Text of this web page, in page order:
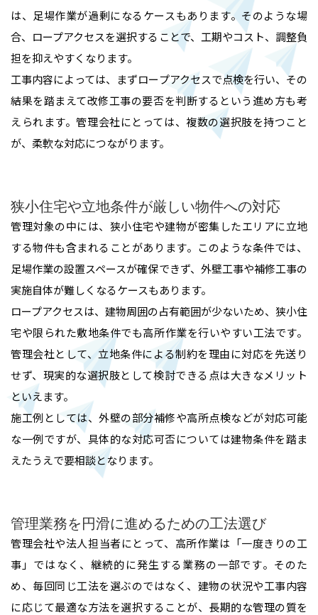
ホーム
業務内容
高所作業・ロープアクセス
難所・高所・狭所エアコン工事
ルームエアコン取付 台数口
施工実績
会社概要
お問い合わせ
は、足場作業が過剰になるケースもあります。そのような場
合、ロープアクセスを選択することで、工期やコスト、調整負
担を抑えやすくなります。
工事内容によっては、まずロープアクセスで点検を行い、その
結果を踏まえて改修工事の要否を判断するという進め方も考
えられます。管理会社にとっては、複数の選択肢を持つこと
が、柔軟な対応につながります。
狭小住宅や立地条件が厳しい物件への対応
管理対象の中には、狭小住宅や建物が密集したエリアに立地
する物件も含まれることがあります。このような条件では、
足場作業の設置スペースが確保できず、外壁工事や補修工事の
実施自体が難しくなるケースもあります。
ロープアクセスは、建物周囲の占有範囲が少ないため、狭小住
宅や限られた敷地条件でも高所作業を行いやすい工法です。
管理会社として、立地条件による制約を理由に対応を先送り
せず、現実的な選択肢として検討できる点は大きなメリット
といえます。
施工例としては、外壁の部分補修や高所点検などが対応可能
な一例ですが、具体的な対応可否については建物条件を踏ま
えたうえで要相談となります。
管理業務を円滑に進めるための工法選び
管理会社や法人担当者にとって、高所作業は「一度きりの工
事」ではなく、継続的に発生する業務の一部です。そのた
め、毎回同じ工法を選ぶのではなく、建物の状況や工事内容
に応じて最適な方法を選択することが、長期的な管理の質を